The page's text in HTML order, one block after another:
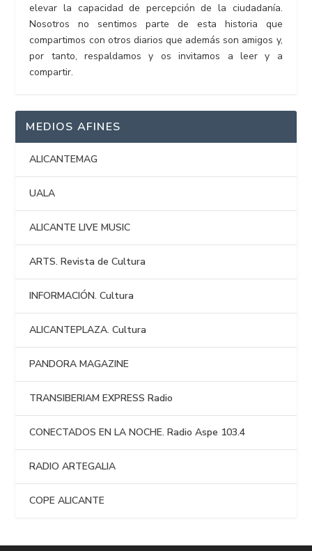
elevar la capacidad de percepción de la ciudadanía.
Nosotros no sentimos parte de esta historia que
compartimos con otros diarios que además son amigos y,
por tanto, respaldamos y os invitamos a leer y a
compartir.
MEDIOS AFINES
ALICANTEMAG
UALA
ALICANTE LIVE MUSIC
ARTS. Revista de Cultura
INFORMACIÓN. Cultura
ALICANTEPLAZA. Cultura
PANDORA MAGAZINE
TRANSIBERIAM EXPRESS Radio
CONECTADOS EN LA NOCHE. Radio Aspe 103.4
RADIO ARTEGALIA
COPE ALICANTE